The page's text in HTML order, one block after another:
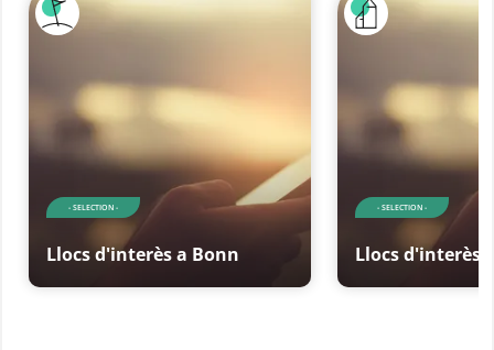
- SELECTION -
Llocs d'interès a Bonn
- SELECTION -
Llocs d'interès